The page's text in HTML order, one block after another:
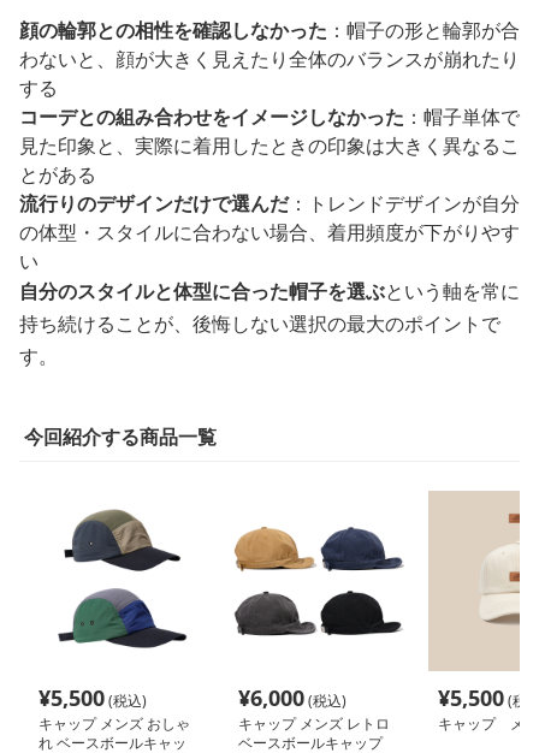
顔の輪郭との相性を確認しなかった ：帽子の形と輪郭が合
わないと、顔が大きく見えたり全体のバランスが崩れたり
する
コーデとの組み合わせをイメージしなかった ：帽子単体で
見た印象と、実際に着用したときの印象は大きく異なるこ
とがある
流行りのデザインだけで選んだ：トレンドデザインが自分
の体型・スタイルに合わない場合、着用頻度が下がりやす
い
自分のスタイルと体型に合った帽子を選ぶという軸を常に
持ち続けることが、後悔しない選択の最大のポイントで
す。
今回紹介する商品一覧
¥5,500(税込)
キャップ メンズ おしゃ
れ ベースボールキャッ
¥6,000(税込)
キャップ メンズ レトロ
ベースボールキャップ
¥5,500(税
キャップ メ